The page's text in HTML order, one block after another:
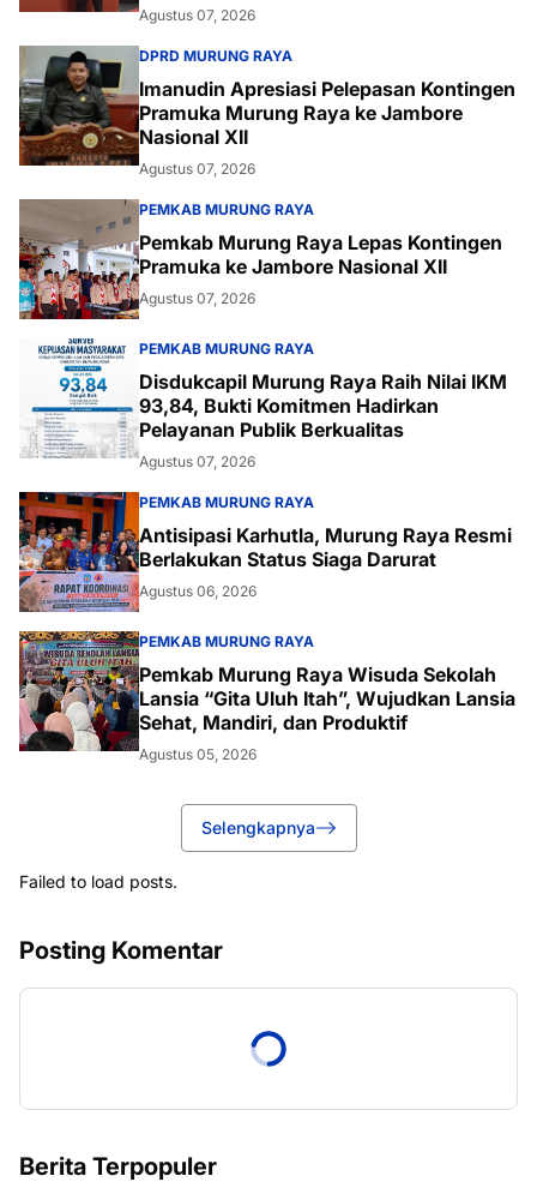
Agustus 07, 2026
DPRD MURUNG RAYA
Imanudin Apresiasi Pelepasan Kontingen
Pramuka Murung Raya ke Jambore
Nasional XII
Agustus 07, 2026
PEMKAB MURUNG RAYA
Pemkab Murung Raya Lepas Kontingen
Pramuka ke Jambore Nasional XII
Agustus 07, 2026
PEMKAB MURUNG RAYA
Disdukcapil Murung Raya Raih Nilai IKM
93,84, Bukti Komitmen Hadirkan
Pelayanan Publik Berkualitas
Agustus 07, 2026
PEMKAB MURUNG RAYA
Antisipasi Karhutla, Murung Raya Resmi
Berlakukan Status Siaga Darurat
Agustus 06, 2026
PEMKAB MURUNG RAYA
Pemkab Murung Raya Wisuda Sekolah
Lansia “Gita Uluh Itah”, Wujudkan Lansia
Sehat, Mandiri, dan Produktif
Agustus 05, 2026
Selengkapnya
Failed to load posts.
Posting Komentar
Berita Terpopuler